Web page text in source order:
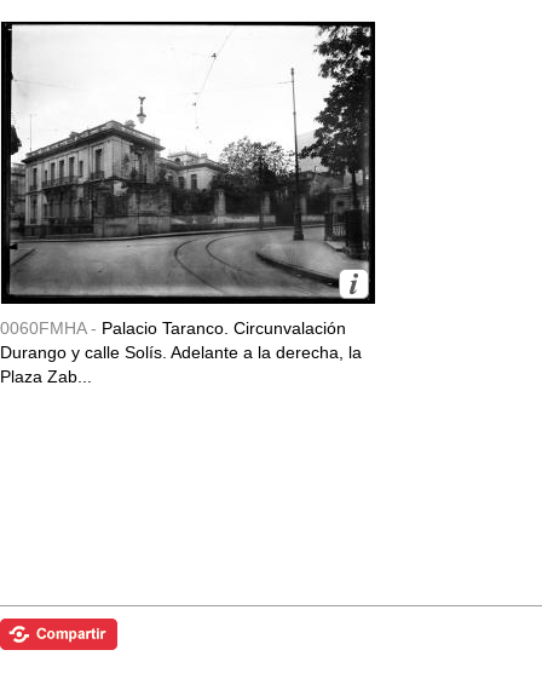
0060FMHA - Palacio Taranco. Circunvalación
Durango y calle Solís. Adelante a la derecha, la
Plaza Zab...